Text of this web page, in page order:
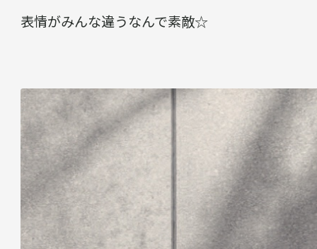
表情がみんな違うなんで素敵☆